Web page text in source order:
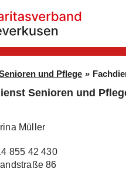
Pflege
und Pflege »
Senioren und
Müller
855 42 430
86